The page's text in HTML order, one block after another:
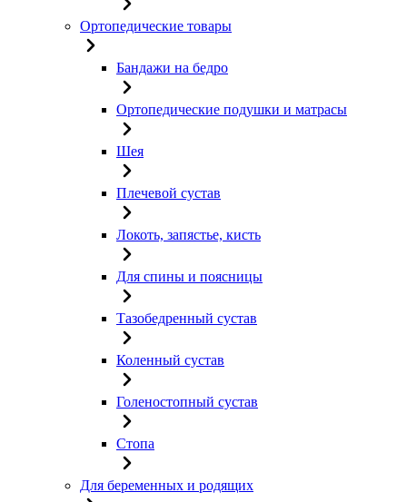
Ортопедические товары
Бандажи на бедро
Ортопедические подушки и матрасы
Шея
Плечевой сустав
Локоть, запястье, кисть
Для спины и поясницы
Тазобедренный сустав
Коленный сустав
Голеностопный сустав
Стопа
Для беременных и родящих